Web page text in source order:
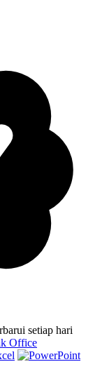
setiap hari
Office